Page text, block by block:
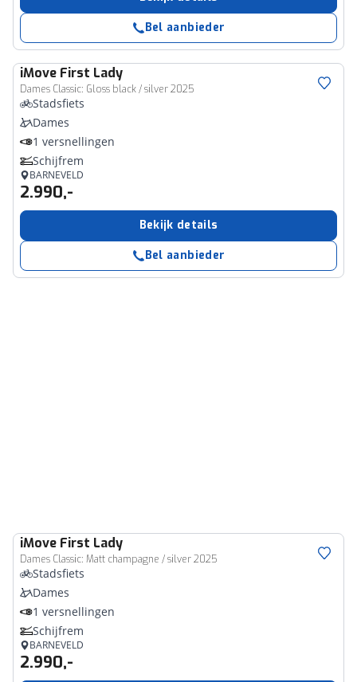
Bel aanbieder
iMove First Lady
Dames Classic: Gloss black / silver 2025
Stadsfiets
Dames
1 versnellingen
Schijfrem
BARNEVELD
2.990,-
Bekijk details
Bel aanbieder
iMove First Lady
Dames Classic: Matt champagne / silver 2025
Stadsfiets
Dames
1 versnellingen
Schijfrem
BARNEVELD
2.990,-